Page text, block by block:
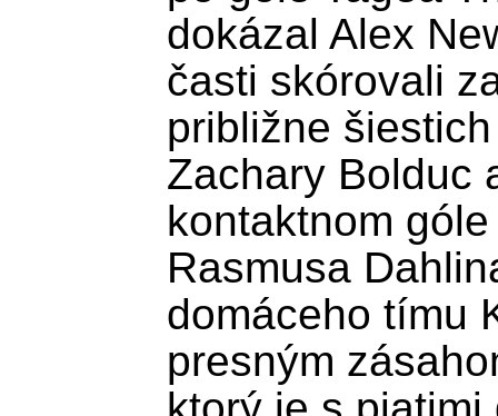
dokázal Alex
časti skórovali
približne
Zachary Bolduc
kontaktnom
Rasmusa
domáceho tímu
presným